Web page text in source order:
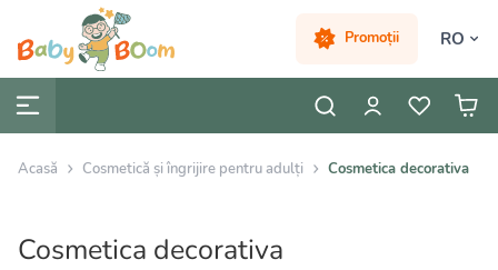
Promoții RO
Acasă Cosmetică și îngrijire pentru adulți Cosmetica decorativa
Cosmetica decorativa